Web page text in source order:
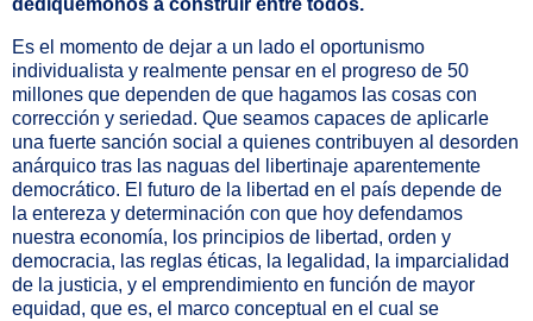
Es el momento de dejar a un lado el oportunismo
individualista y realmente pensar en el progreso de 50
millones que dependen de que hagamos las cosas con
corrección y seriedad. Que seamos capaces de aplicarle
una fuerte sanción social a quienes contribuyen al desorden
anárquico tras las naguas del libertinaje aparentemente
democrático. El futuro de la libertad en el país depende de
la entereza y determinación con que hoy defendamos
nuestra economía, los principios de libertad, orden y
democracia, las reglas éticas, la legalidad, la imparcialidad
de la justicia, y el emprendimiento en función de mayor
equidad, que es, el marco conceptual en el cual se